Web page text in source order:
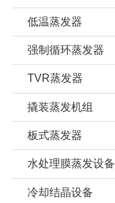
低温蒸发器
强制循环蒸发器
TVR蒸发器
撬装蒸发机组
板式蒸发器
水处理膜蒸发设备
冷却结晶设备